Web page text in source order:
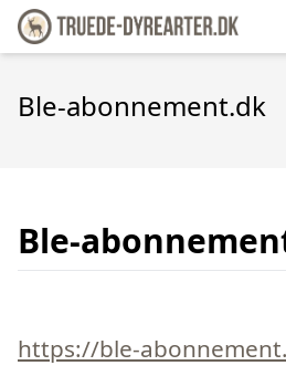
Ble-abonnement.dk
Ble-
https://ble-